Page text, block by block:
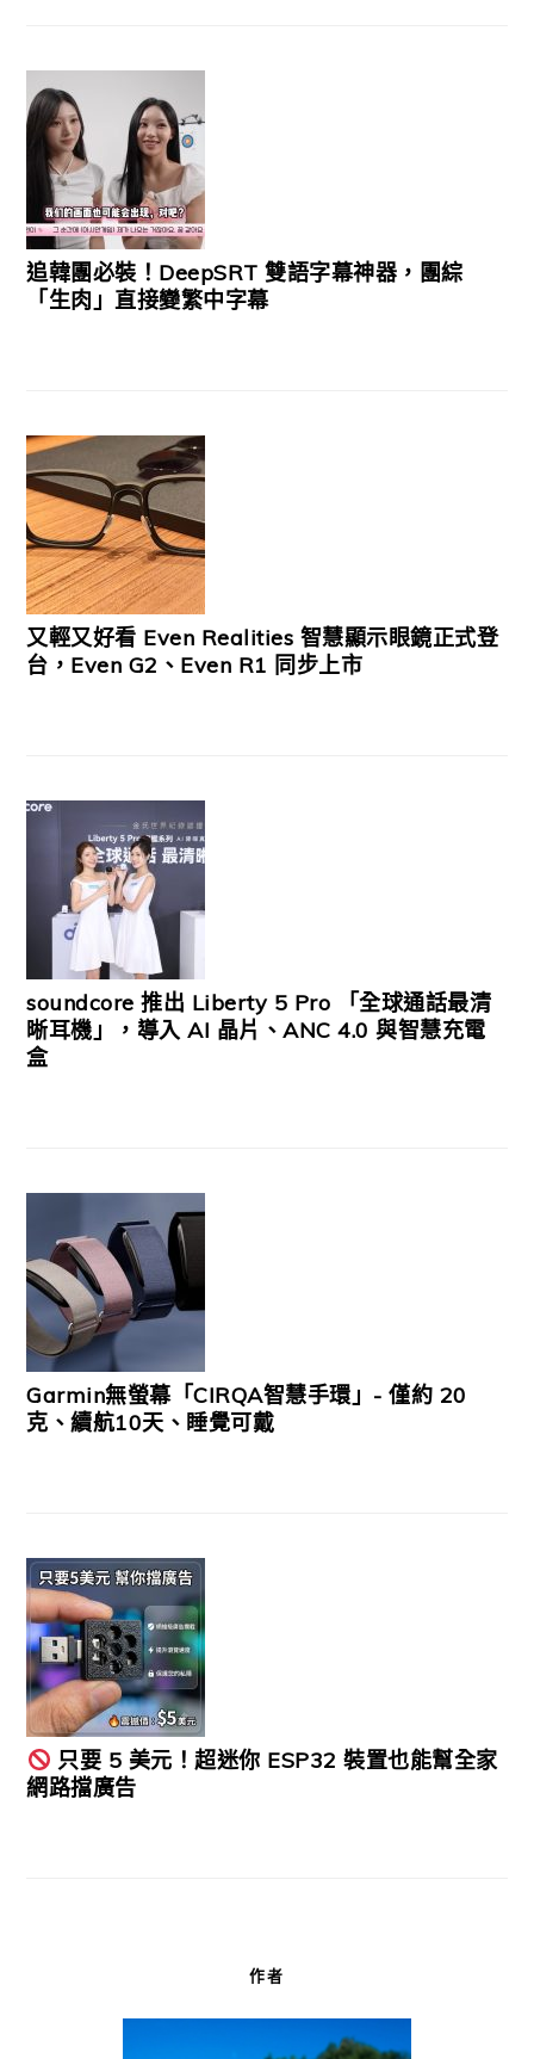
追韓團必裝！DeepSRT 雙語字幕神器，團綜
「生肉」直接變繁中字幕
又輕又好看 Even Realities 智慧顯示眼鏡正式登
台，Even G2、Even R1 同步上市
soundcore 推出 Liberty 5 Pro 「全球通話最清
晰耳機」，導入 AI 晶片、ANC 4.0 與智慧充電
盒
Garmin無螢幕「CIRQA智慧手環」- 僅約 20
克、續航10天、睡覺可戴
只要 5 美元！超迷你 ESP32 裝置也能幫全家
網路擋廣告
作者